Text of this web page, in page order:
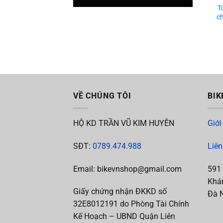
VỀ CHÚNG TÔI
HỘ KD TRẦN VŨ KIM HUYÊN
SĐT: 0789.474.988
Email: bikevnshop@gmail.com
Giấy chứng nhận ĐKKD số
32E8012191 do Phòng Tài Chính
Kế Hoạch – UBND Quận Liên
591
Đà